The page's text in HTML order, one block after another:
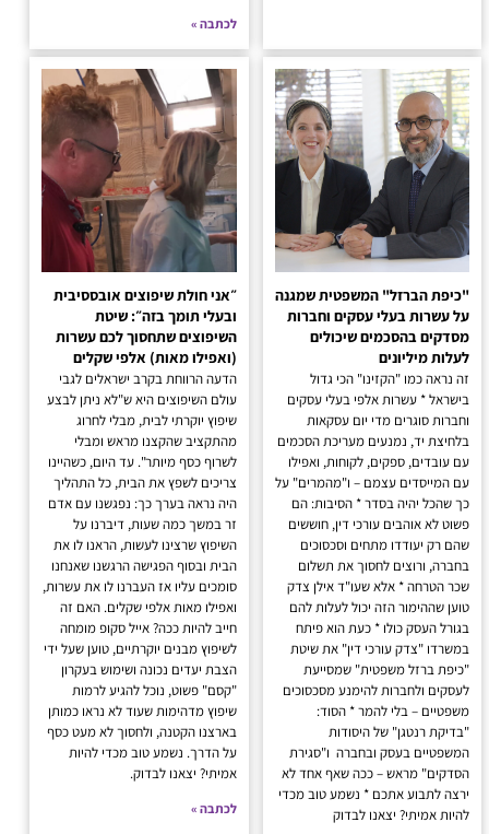
לכתבה »
"כיפת הברזל" המשפטית שמגנה
על עשרות בעלי עסקים וחברות
מסדקים בהסכמים שיכולים
לעלות מיליונים
זה נראה כמו "הקזינו" הכי גדול
בישראל * עשרות אלפי בעלי עסקים
וחברות סוגרים מדי יום עסקאות
בלחיצת יד, נמנעים מעריכת הסכמים
עם עובדים, ספקים, לקוחות, ואפילו
עם המייסדים עצמם – ו"מהמרים" על
כך שהכל יהיה בסדר * הסיבות: הם
פשוט לא אוהבים עורכי דין, חוששים
שהם רק יעודדו מתחים וסכסוכים
בחברה, ורוצים לחסוך את תשלום
שכר הטרחה * אלא שעו"ד אילן צדק
טוען שההימור הזה יכול לעלות להם
בגורל העסק כולו * כעת הוא פיתח
במשרדו "צדק עורכי דין" את שיטת
"כיפת ברזל משפטית" שמסייעת
לעסקים ולחברות להימנע מסכסוכים
משפטיים – בלי להמר * הסוד:
"בדיקת רנטגן" של היסודות
המשפטיים בעסק ובחברה ו"סגירת
הסדקים" מראש – ככה שאף אחד לא
ירצה לתבוע אתכם * נשמע טוב מכדי
להיות אמיתי? יצאנו לבדוק
״אני חולת שיפוצים אובססיבית
ובעלי תומך בזה״: שיטת
השיפוצים שתחסוך לכם עשרות
(ואפילו מאות) אלפי שקלים
הדעה הרווחת בקרב ישראלים לגבי
עולם השיפוצים היא ש"לא ניתן לבצע
שיפוץ יוקרתי לבית, מבלי לחרוג
מהתקציב שהקצנו מראש ומבלי
לשרוף כסף מיותר". עד היום, כשהיינו
צריכים לשפץ את הבית, כל התהליך
היה נראה בערך כך: נפגשנו עם אדם
זר במשך כמה שעות, דיברנו על
השיפוץ שרצינו לעשות, הראנו לו את
הבית ובסוף הפגישה הרגשנו שאנחנו
סומכים עליו אז העברנו לו את עשרות,
ואפילו מאות אלפי שקלים. האם זה
חייב להיות ככה? אייל סקופ מומחה
לשיפוץ מבנים יוקרתיים, טוען שעל ידי
הצבת יעדים נכונה ושימוש בעקרון
"קסם" פשוט, נוכל להגיע לרמות
שיפוץ מדהימות שעוד לא נראו כמותן
בארצנו הקטנה, ולחסוך לא מעט כסף
על הדרך. נשמע טוב מכדי להיות
אמיתי? יצאנו לבדוק.
לכתבה »